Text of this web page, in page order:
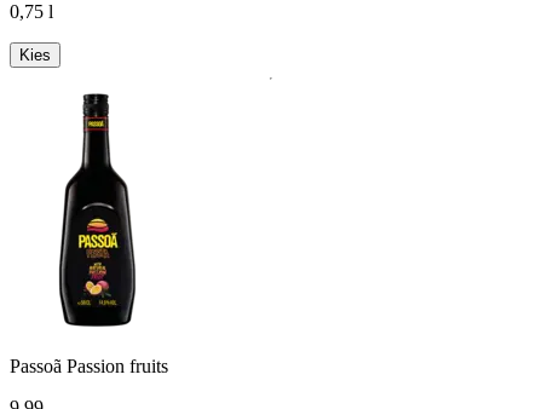
0,75 l
Kies
Passoã Passion fruits